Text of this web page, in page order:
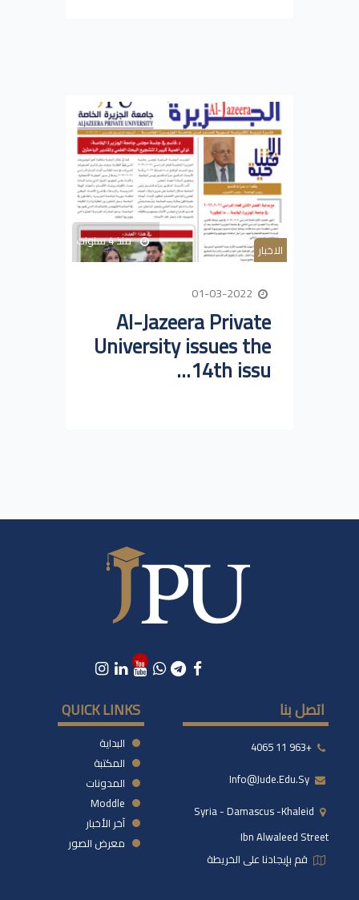
الاخبار منذ 4 سنوات
Al-Jazeera Private
University issues the
14th issu...
اتصل بنا
+963 11 4065
Syria - Damascus -khaleid
Ibn Alwaleed Street
قم بإيجادنا على الخريطة
QUICK LINKS
البداية
المكتبة
المدونات
Moddle
آخر الأخبار
معرض الصور